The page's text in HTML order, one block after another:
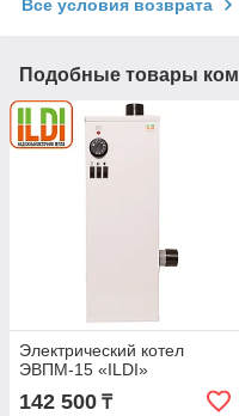
Все условия возврата
Подобные товары
Электрический котел
ЭВПМ-15 «ILDI»
142 500 ₸